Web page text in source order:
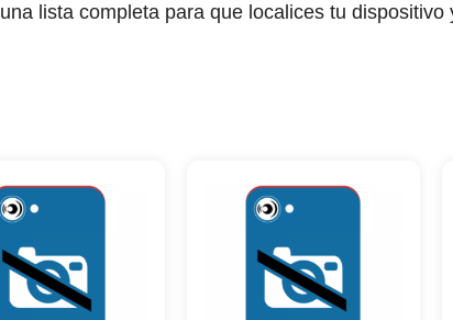
lista completa para que localices tu